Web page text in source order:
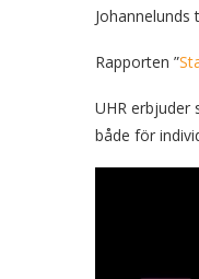
Johannelunds
Rapporten ”
UHR
både för